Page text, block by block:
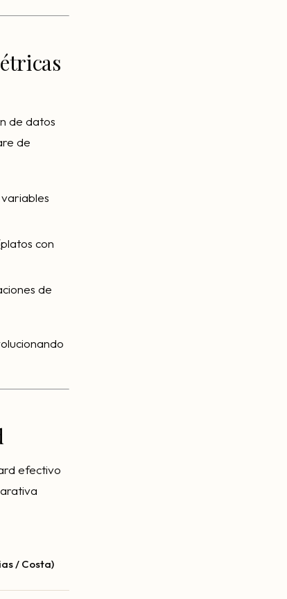
de datos
de
con
de
efectivo
/ Costa)